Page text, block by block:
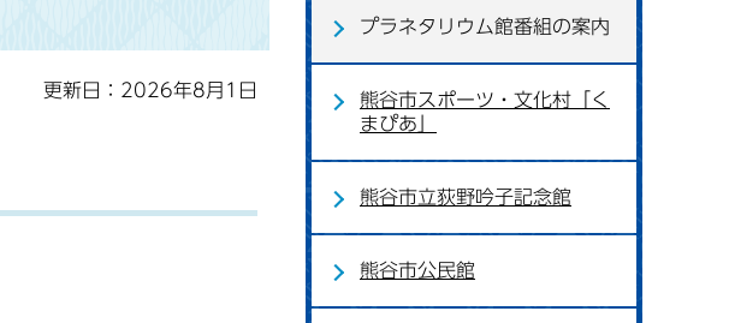
更新日：2026年8月1日
プラネタリウム館番組の案内
熊谷市スポーツ・文化村「く
まぴあ」
熊谷市立荻野吟子記念館
熊谷市公民館